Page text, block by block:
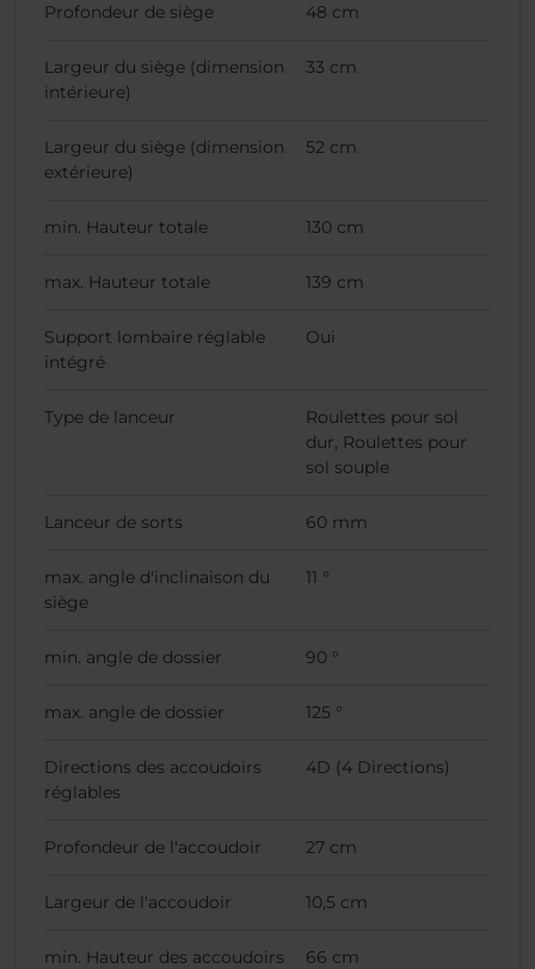
Profondeur de siège 48 cm
Largeur du siège (dimension
intérieure)
33 cm
Largeur du siège (dimension
extérieure)
52 cm
min. Hauteur totale 130 cm
max. Hauteur totale 139 cm
Support lombaire réglable
intégré
Oui
Type de lanceur
Roulettes pour sol
dur, Roulettes pour
sol souple
Lanceur de sorts 60 mm
max. angle d'inclinaison du
siège
11 °
min. angle de dossier 90 °
max. angle de dossier 125 °
Directions des accoudoirs
réglables
4D (4 Directions)
Profondeur de l'accoudoir 27 cm
Largeur de l'accoudoir 10,5 cm
min. Hauteur des accoudoirs
66 cm